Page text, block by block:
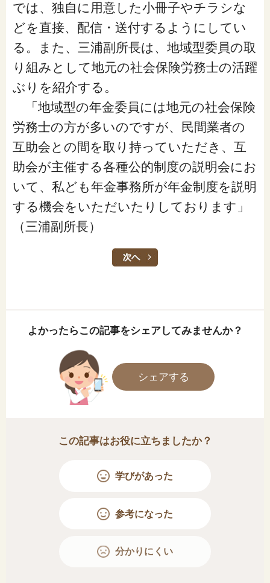
では、独自に用意した小冊子やチラシな
どを直接、配信・送付するようにしてい
る。また、三浦副所長は、地域型委員の取
り組みとして地元の社会保険労務士の活躍
ぶりを紹介する。
「地域型の年金委員には地元の社会保険
労務士の方が多いのですが、民間業者の
互助会との間を取り持っていただき、互
助会が主催する各種公的制度の説明会にお
いて、私ども年金事務所が年金制度を説明
する機会をいただいたりしております」
（三浦副所長）
よかったらこの記事をシェアしてみませんか？
シェアする
この記事はお役に立ちましたか？
学びがあった
参考になった
分かりにくい